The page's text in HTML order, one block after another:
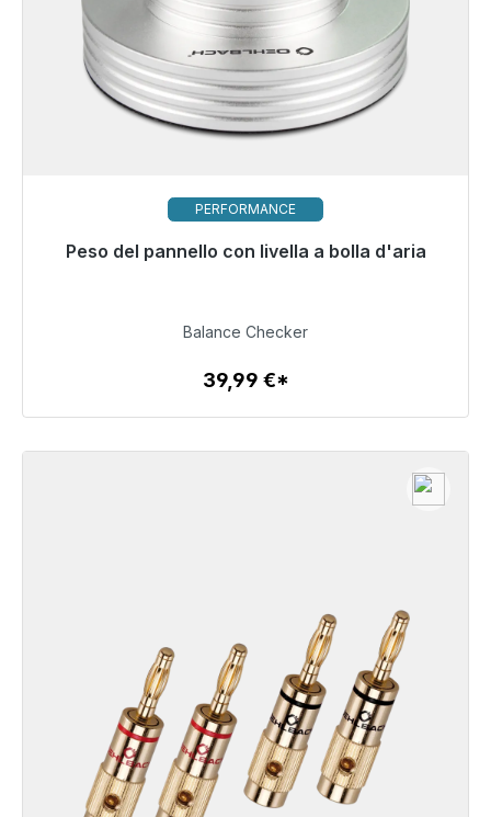
PERFORMANCE
Peso del pannello con livella a bolla d'aria
Pronto per la spedizione immediata, tempo di
39,99 €
Dettagli
Balance Checker
39,99 €*